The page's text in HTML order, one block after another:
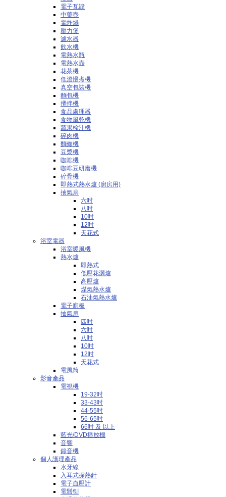
電子瓦罉
中藥壺
電炸煱
壓力煲
濾水器
飲水機
電熱水瓶
電熱水壺
花茶機
低溫慢煮機
真空包裝機
麵包機
攪拌機
食品處理器
食物風乾機
蔬果榨汁機
碎肉機
麵條機
豆漿機
咖啡機
咖啡豆研磨機
碎骨機
即熱式熱水爐 (廚房用)
抽氣扇
六吋
八吋
10吋
12吋
天花式
浴室電器
浴室暖風機
熱水爐
即熱式
低壓花灑爐
高壓爐
煤氣熱水爐
石油氣熱水爐
電子廁板
抽氣扇
四吋
六吋
八吋
10吋
12吋
天花式
電風筒
影音產品
電視機
19-32吋
33-43吋
44-55吋
56-65吋
66吋 及 以上
藍光/DVD播放機
音響
錄音機
個人護理產品
水牙線
入耳式探熱針
電子血壓計
電鬚刨